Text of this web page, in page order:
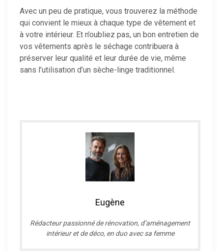
Avec un peu de pratique, vous trouverez la méthode
qui convient le mieux à chaque type de vêtement et
à votre intérieur. Et n’oubliez pas, un bon entretien de
vos vêtements après le séchage contribuera à
préserver leur qualité et leur durée de vie, même
sans l’utilisation d’un sèche-linge traditionnel.
Eugène
Rédacteur passionné de rénovation, d’aménagement
intérieur et de déco, en duo avec sa femme